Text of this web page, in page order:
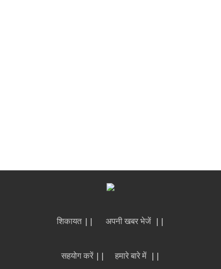
शिकायत || अपनी खबर भेजें ||
सहयोग करें || हमारे बारे में ||